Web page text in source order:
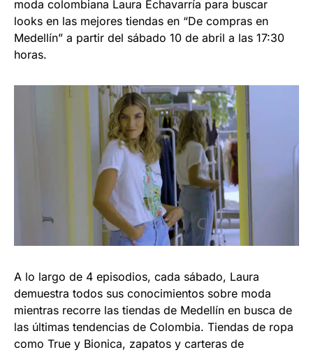
moda colombiana Laura Echavarría para buscar
looks en las mejores tiendas en “De compras en
Medellín” a partir del sábado 10 de abril a las 17:30
horas.
A lo largo de 4 episodios, cada sábado, Laura
demuestra todos sus conocimientos sobre moda
mientras recorre las tiendas de Medellín en busca de
las últimas tendencias de Colombia. Tiendas de ropa
como True y Bionica, zapatos y carteras de